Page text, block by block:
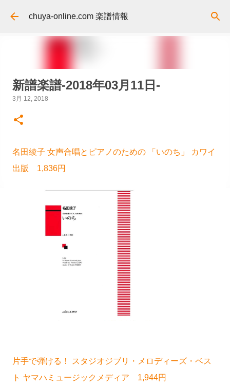
スキップしてメイン コンテンツに移動
chuya-online.com 楽譜情報
新譜楽譜-2018年03月11日-
3月 12, 2018
名田綾子 女声合唱とピアノのための 「いのち」 カワイ
出版 1,836円
片手で弾ける！ スタジオジブリ・メロディーズ・ベス
ト ヤマハミュージックメディア 1,944円